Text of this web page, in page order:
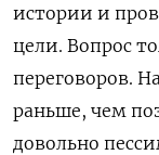
истории и
цели. Вопрос
переговоров.
раньше, чем
довольно